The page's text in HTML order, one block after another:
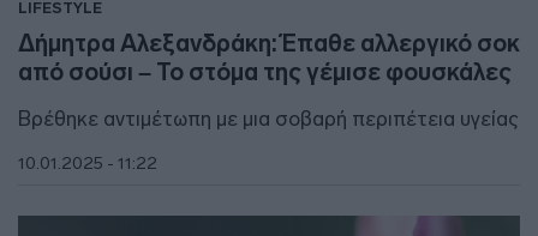
LIFESTYLE
Δήμητρα Αλεξανδράκη: Έπαθε αλλεργικό σοκ
από σούσι – Το στόμα της γέμισε φουσκάλες
Βρέθηκε αντιμέτωπη με μια σοβαρή περιπέτεια υγείας
10.01.2025 - 11:22